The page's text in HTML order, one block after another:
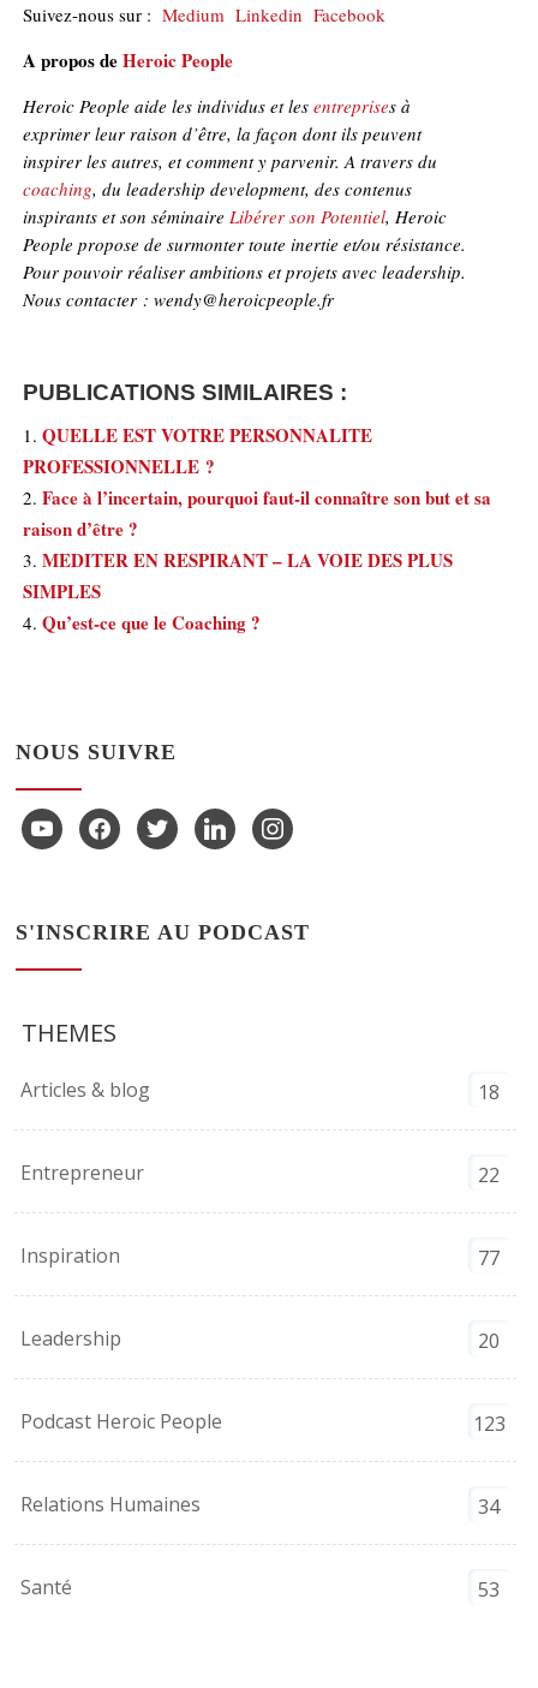
Suivez-nous sur :Medium Linkedin Facebook
A propos deHeroic People
Heroic People aide les individus et lesentreprises à
exprimer leur raison d’être, la façon dont ils peuvent
inspirer les autres, et comment y parvenir. A travers du
coaching, du leadership development, des contenus
inspirants et son séminaire Libérer son Potentiel, Heroic
People propose de surmonter toute inertie et/ou résistance.
Pour pouvoir réaliser ambitions et projets avec leadership.
Nous contacter : wendy@heroicpeople.fr
PUBLICATIONS SIMILAIRES :
QUELLE EST VOTRE PERSONNALITE
PROFESSIONNELLE ?
Face à l’incertain, pourquoi faut-il connaître son but et sa
raison d’être ?
MEDITER EN RESPIRANT – LA VOIE DES PLUS
SIMPLES
Qu’est-ce que le Coaching ?
NOUS SUIVRE
youtubefacebooktwitter linkedin instagram
S'INSCRIRE AU PODCAST
THEMES
Articles & blog 18
Entrepreneur 22
Inspiration 77
Leadership 20
Podcast Heroic People 123
Relations Humaines 34
Santé 53